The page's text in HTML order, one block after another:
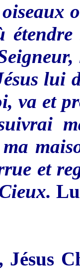
lui
va et
et
Jésus